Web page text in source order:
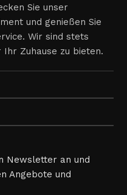
Sie unser
und genießen Sie
Wir sind stets
Zuhause zu bieten.
Newsletter an und
Angebote und